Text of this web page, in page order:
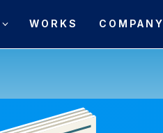
WORKS COMPANY